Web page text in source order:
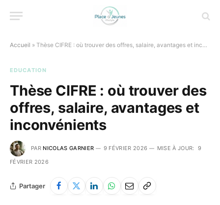
Accueil » Thèse CIFRE : où trouver des offres, salaire, avantages et inconvénients
EDUCATION
Thèse CIFRE : où trouver des
offres, salaire, avantages et
inconvénients
PAR NICOLAS GARNIER 9 FÉVRIER 2026 MISE À JOUR:
9
FÉVRIER 2026
Partager